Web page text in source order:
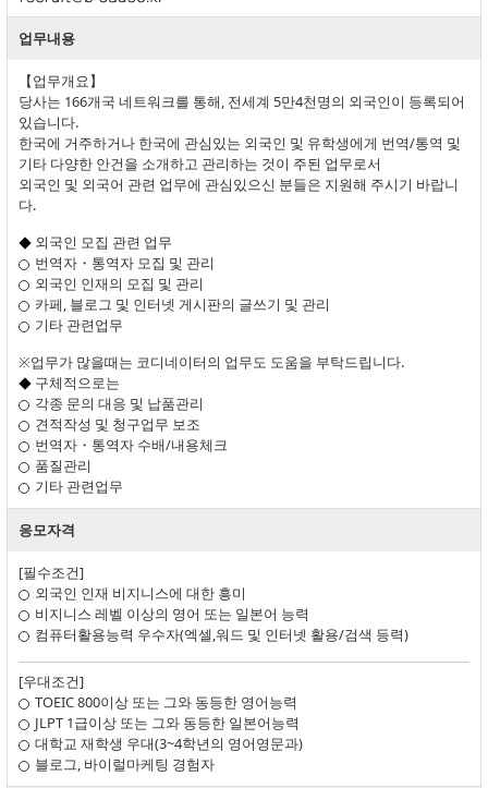
업무내용
【업무개요】
당사는 166개국 네트워크를 통해, 전세계 5만4천명의 외국인이 등록되어
있습니다.
한국에 거주하거나 한국에 관심있는 외국인 및 유학생에게 번역/통역 및
기타 다양한 안건을 소개하고 관리하는 것이 주된 업무로서
외국인 및 외국어 관련 업무에 관심있으신 분들은 지원해 주시기 바랍니
다.
외국인 모집 관련 업무
번역자・통역자 모집 및 관리
외국인 인재의 모집 및 관리
카페, 블로그 및 인터넷 게시판의 글쓰기 및 관리
기타 관련업무
※업무가 많을때는 코디네이터의 업무도 도움을 부탁드립니다.
구체적으로는
각종 문의 대응 및 납품관리
견적작성 및 청구업무 보조
번역자・통역자 수배/내용체크
품질관리
기타 관련업무
응모자격
[필수조건]
외국인 인재 비지니스에 대한 흥미
비지니스 레벨 이상의 영어 또는 일본어 능력
컴퓨터활용능력 우수자(엑셀,워드 및 인터넷 활용/검색 등력)
[우대조건]
TOEIC 800이상 또는 그와 동등한 영어능력
JLPT 1급이상 또는 그와 동등한 일본어능력
대학교 재학생 우대(3~4학년의 영어영문과)
블로그, 바이럴마케팅 경험자